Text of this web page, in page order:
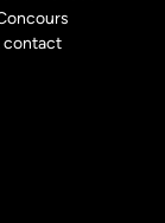
contact